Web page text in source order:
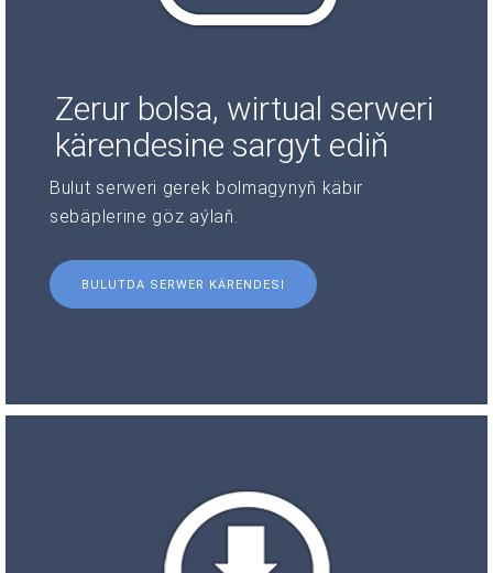
Zerur bolsa, wirtual serweri
kärendesine sargyt ediň
Bulut serweri gerek bolmagynyň käbir
sebäplerine göz aýlaň.
BULUTDA SERWER KÄRENDESI